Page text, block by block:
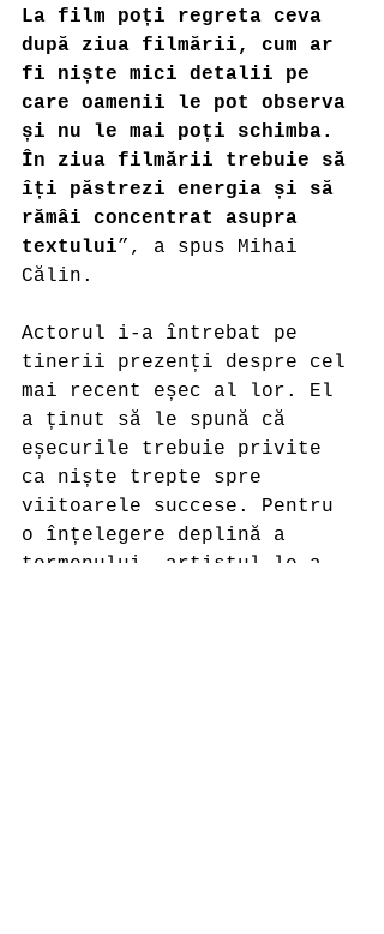
La film poți regreta ceva
după ziua filmării, cum ar
fi niște mici detalii pe
care oamenii le pot observa
și nu le mai poți schimba.
În ziua filmării trebuie să
îți păstrezi energia și să
rămâi concentrat asupra
textului”, a spus Mihai
Călin.
Actorul i-a întrebat pe
tinerii prezenți despre cel
mai recent eșec al lor. El
a ținut să le spună că
eșecurile trebuie privite
ca niște trepte spre
viitoarele succese. Pentru
o înțelegere deplină a
termenului, artistul le-a